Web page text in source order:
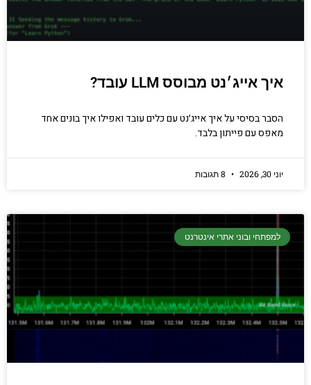
איך אייג׳נט מבוסס LLM עובד?
הסבר בסיסי על איך אייג׳נט עם כלים עובד ואפילו איך בונים אחד
מאפס עם פייתון בלבד.
יוני 30, 2026
למפתחי ובוני אתרי אינטרנט